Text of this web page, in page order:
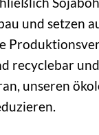
und setzen
recyclebar
unseren